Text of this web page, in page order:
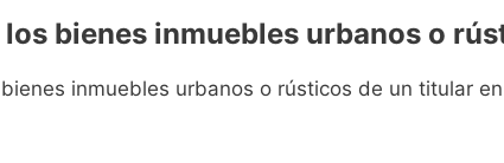
bienes inmuebles urbanos o
inmuebles urbanos o rústicos de un titular